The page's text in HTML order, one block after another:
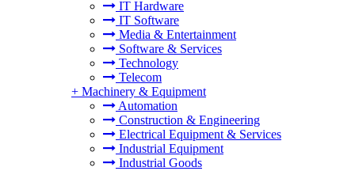
IT Hardware
IT Software
Media & Entertainment
Software & Services
Technology
Telecom
+ Machinery & Equipment
Automation
Construction & Engineering
Electrical Equipment & Services
Industrial Equipment
Industrial Goods